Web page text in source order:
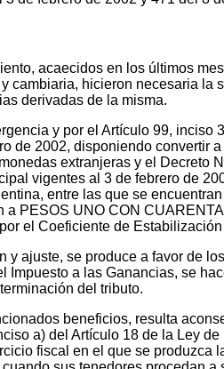
acaecidos en los últimos
hicieron necesaria la
derivadas de la misma.
y por el Artículo 99, inciso
de 2002, disponiendo convertir
extranjeras y el Decreto
vigentes al 3 de febrero de
entre las que se
PESOS UNO CON
el Coeficiente de
ajuste, se produce a favor de
a las Ganancias, se
del tributo.
beneficios, resulta
a) del Artículo 18 de la Ley
fiscal en el que se produzca